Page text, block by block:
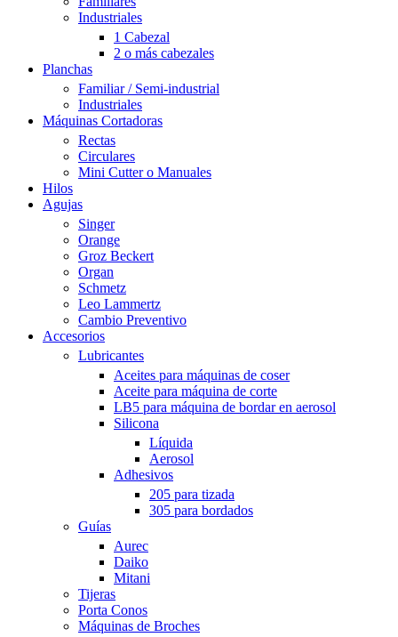
Industriales
1 Cabezal
2 o más cabezales
Planchas
Familiar / Semi-industrial
Industriales
Máquinas Cortadoras
Rectas
Circulares
Mini Cutter o Manuales
Hilos
Agujas
Singer
Orange
Groz Beckert
Organ
Schmetz
Leo Lammertz
Cambio Preventivo
Accesorios
Lubricantes
Aceites para máquinas de coser
Aceite para máquina de corte
LB5 para máquina de bordar en aerosol
Silicona
Líquida
Aerosol
Adhesivos
205 para tizada
305 para bordados
Guías
Aurec
Daiko
Mitani
Tijeras
Porta Conos
Máquinas de Broches